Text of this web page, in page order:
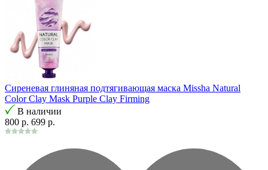
Сиреневая глиняная подтягивающая маска Missha Natural
Color Clay Mask Purple Clay Firming
В наличии
800 р. 699 р.